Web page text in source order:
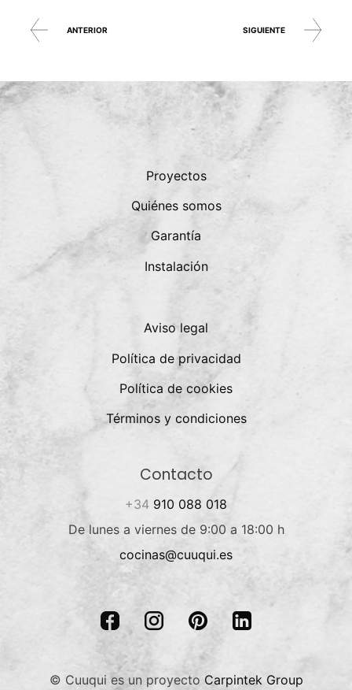
ANTERIOR SIGUIENTE
Proyectos
Quiénes somos
Garantía
Instalación
Aviso legal
Política de privacidad
Política de cookies
Términos y condiciones
Contacto
+34 910 088 018
De lunes a viernes de 9:00 a 18:00 h
cocinas@cuuqui.es
© Cuuqui es un proyecto Carpintek Group